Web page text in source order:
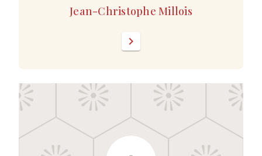
Jean-Christophe Millois
chevron_right